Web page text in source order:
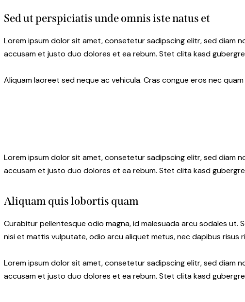
Sed ut perspiciatis unde omnis iste natus et
Lorem ipsum dolor sit amet, consetetur sadipscing elitr, sed diam
accusam et justo duo dolores et ea rebum. Stet clita kasd
Aliquam laoreet sed neque ac vehicula. Cras congue eros nec
Lorem ipsum dolor sit amet, consetetur sadipscing elitr, sed diam
accusam et justo duo dolores et ea rebum. Stet clita kasd
Aliquam quis lobortis quam
Curabitur pellentesque odio magna, id malesuada arcu sodales
nisi et mattis vulputate, odio arcu aliquet metus, nec dapibus risus
Lorem ipsum dolor sit amet, consetetur sadipscing elitr, sed diam
accusam et justo duo dolores et ea rebum. Stet clita kasd